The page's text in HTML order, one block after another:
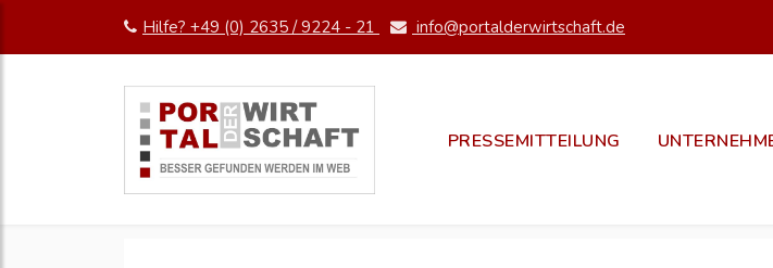
Hilfe? +49 (0) 2635 / 9224 - 21 info@portalderwirtschaft.de
PRESSEMITTEILUNG